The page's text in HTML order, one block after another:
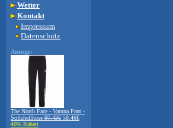
Wetter
Kontakt
Impressum
Datenschutz
Anzeige:
The North Face - Varuna Pant -
Softshellhose 97.43€ 58.46€
40% Rabatt